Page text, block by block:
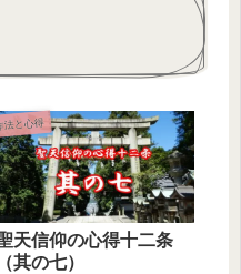
法と心得
天信仰の心得十二条
（其の七）